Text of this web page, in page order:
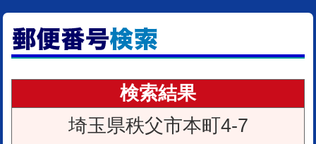
検索結果
埼玉県秩父市本町4-7